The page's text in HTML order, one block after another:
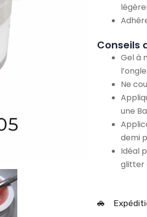
Conseils
Gel à
l’ongle
Ne
une
demi
Idéal
glitter